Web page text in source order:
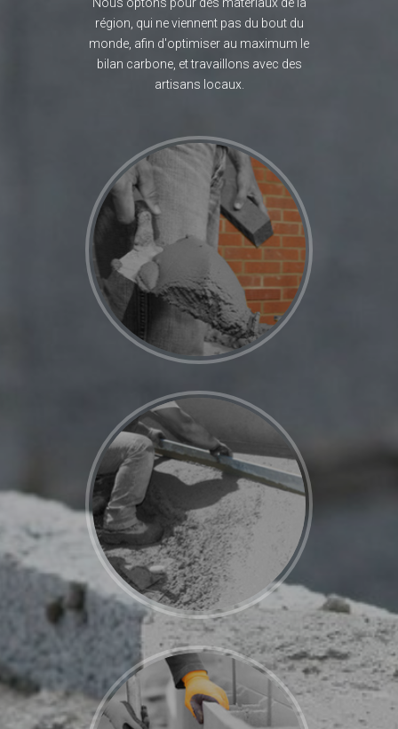
région, qui ne viennent pas du bout du
monde, afin d'optimiser au maximum le
bilan carbone, et travaillons avec des
artisans locaux.